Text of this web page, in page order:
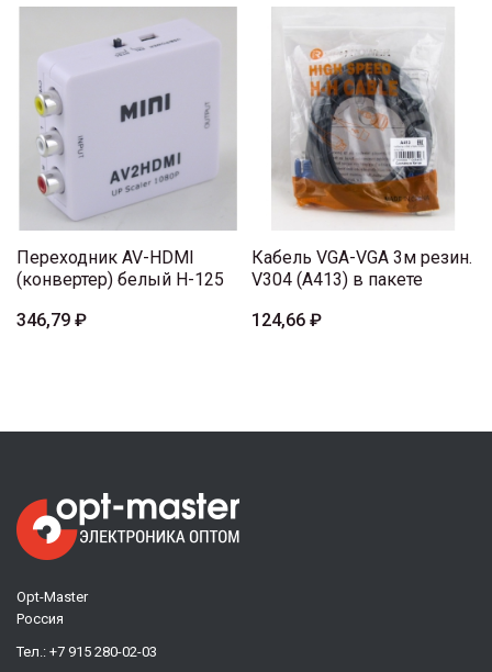
Переходник AV-HDMI
(конвертер) белый H-125
346,79 ₽
Кабель VGA-VGA 3м резин.
V304 (A413) в пакете
124,66 ₽
Opt-Master
Россия
Тел.: +7 915 280-02-03